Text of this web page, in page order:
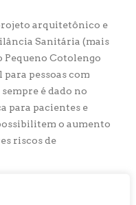
arquitetônico e
Sanitária (mais
Pequeno Cotolengo
pessoas com
é dado no
para pacientes e
o aumento
riscos de